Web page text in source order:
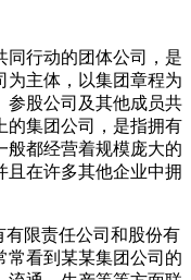
同行动的团体公司，是
为主体，以集团章程为
参股公司及其他成员共
的集团公司，是指拥有
般都经营着规模庞大的
且在许多其他企业中拥
有限责任公司和股份有
常看到某某集团公司的